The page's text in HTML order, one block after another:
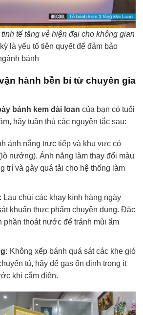
tế tăng vẻ hiện đại cho không gian
là yếu tố tiên quyết để đảm bảo
bánh
hành bền bỉ từ chuyên gia
bánh kem đài loan của bạn có tuổi
hãy tuân thủ các nguyên tắc sau:
ánh nắng trực tiếp và khu vực có
nướng). Ánh nắng làm thay đổi màu
trí và gây quá tải cho hệ thống làm
Lau chùi các khay kính hàng ngày
khuẩn thực phẩm chuyên dụng. Đặc
phần thoát nước để tránh mùi ẩm
Không xếp bánh quá sát các khe gió
tủ, hãy để gas ổn định trong ít
khi cắm điện.